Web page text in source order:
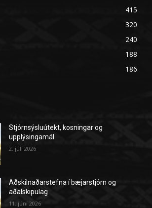
415
320
240
188
186
Stjórnsýsluútekt, kosningar og
upplýsingamál
2. júlí 2026
Aðskilnaðarstefna í bæjarstjórn og
aðalskipulag
11. júní 2026